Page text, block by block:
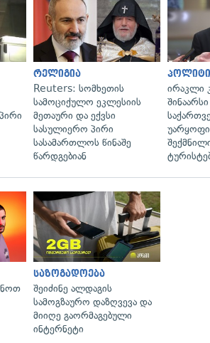
რელიგია
Reuters: სომხეთის
სამოციქულო ეკლესიის
მეთაური და ექვსი
სასულიერო პირი
სასამართლოს წინაშე
წარდგებიან
ირაკლი
საზოგადოება
შეიძინე ალდაგის
სამოგზაურო დაზღვევა და
მიიღე გაორმაგებული
ინტერნეტი